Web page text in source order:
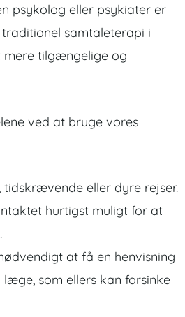
psykolog eller psykiater er
samtaleterapi i
mere tilgængelige og
ved at bruge vores
tidskrævende eller dyre rejser.
hurtigst muligt for at
at få en henvisning
som ellers kan forsinke